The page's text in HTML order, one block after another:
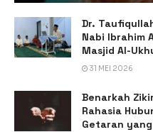
Dr.
Nabi Ibrahim
Masjid Al-
31 MEI 2026
Benarkah
Rahasia
Getaran